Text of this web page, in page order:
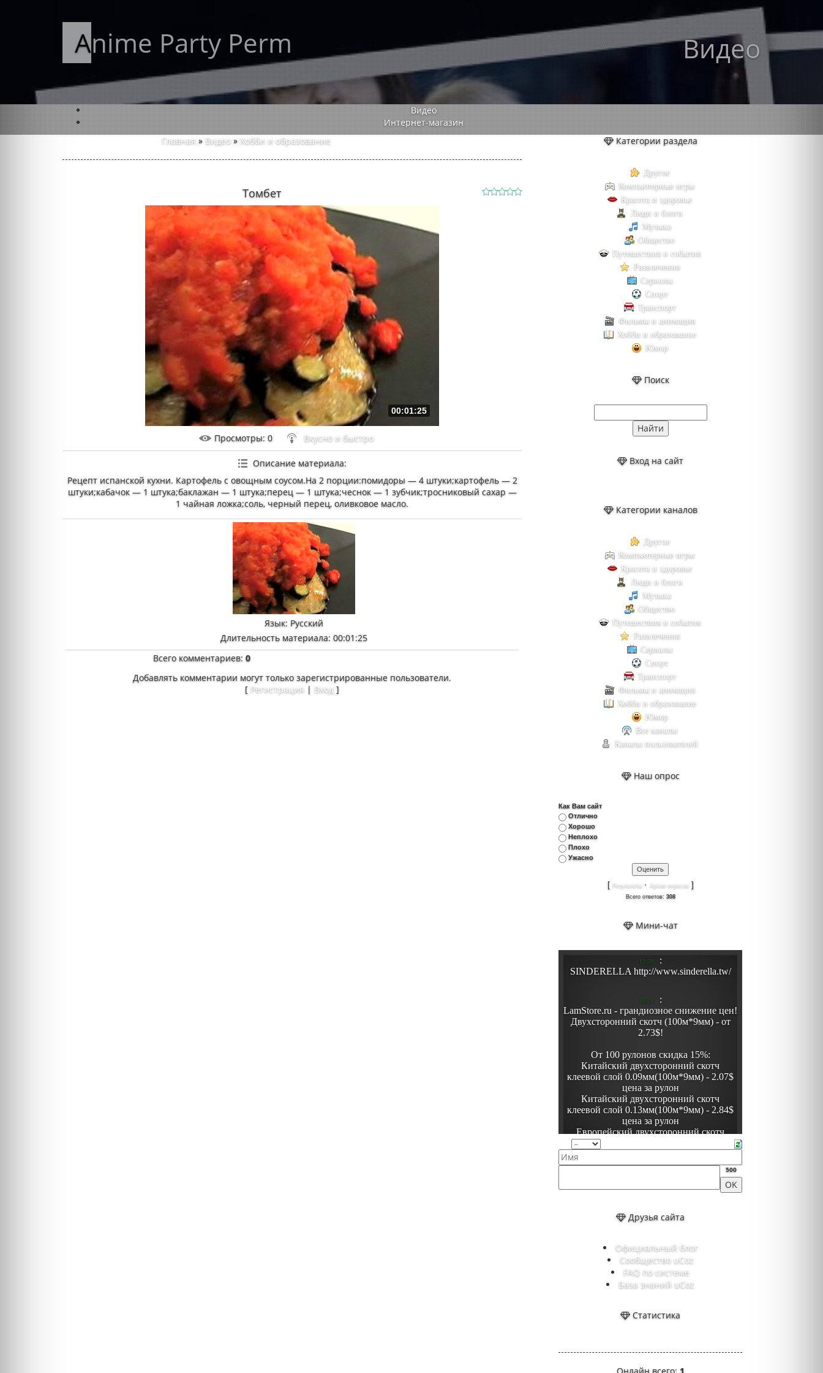
Anime Party Perm Видео
Видео
Интернет-магазин
Главная » Видео » Хобби и образование
Томбет
00:01:25
Просмотры: 0 Вкусно и быстро
Описание материала:
Рецепт испанской кухни. Картофель с овощным соусом.На 2 порции:помидоры — 4 штуки;картофель — 2
штуки;кабачок — 1 штука;баклажан — 1 штука;перец — 1 штука;чеснок — 1 зубчик;тросниковый сахар —
1 чайная ложка;соль, черный перец, оливковое масло.
Язык: Русский
Длительность материала: 00:01:25
Всего комментариев:0
Добавлять комментарии могут только зарегистрированные пользователи.
[ Регистрация | Вход ]
Категории раздела
Другое
Компьютерные игры
Красота и здоровье
Люди и блоги
Музыка
Общество
Путешествия и события
Развлечения
Сериалы
Спорт
Транспорт
Фильмы и анимация
Хобби и образование
Юмор
Поиск
Вход на сайт
Категории каналов
Другое
Компьютерные игры
Красота и здоровье
Люди и блоги
Музыка
Общество
Путешествия и события
Развлечения
Сериалы
Спорт
Транспорт
Фильмы и анимация
Хобби и образование
Юмор
Все каналы
Каналы пользователей
Наш опрос
Как Вам сайт
Отлично
Хорошо
Неплохо
Плохо
Ужасно
[ Результаты · Архив опросов]
Всего ответов: 308
Мини-чат
500
Друзья сайта
Официальный блог
Сообщество uCoz
FAQ по системе
База знаний uCoz
Статистика